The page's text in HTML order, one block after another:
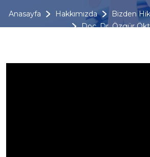
Anasayfa Hakkımızda Bizden
Doç. Dr. Özgür